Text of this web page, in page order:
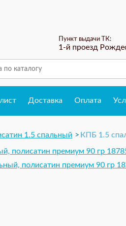
Пункт выдачи ТК:
1-й проезд
Доставка Оплата
1.5 спальный КПБ 1.5
ЗАКАЗ ОБРАТНОГО ЗВОНКА